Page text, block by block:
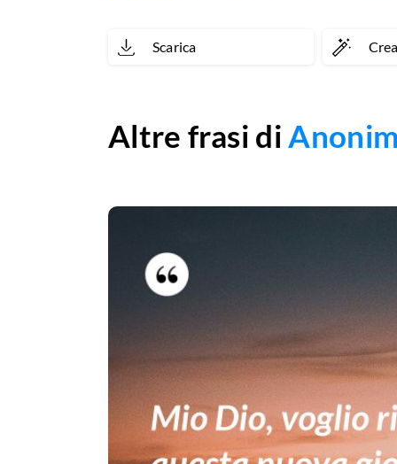
Scarica Crea
Altre frasi di